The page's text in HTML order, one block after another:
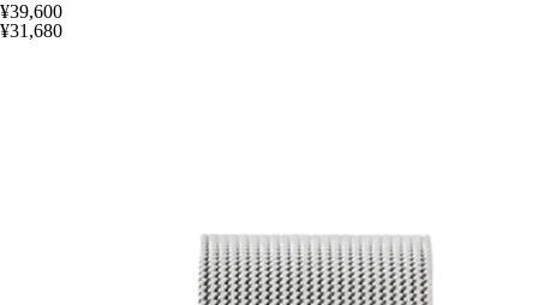
¥39,600
¥31,680